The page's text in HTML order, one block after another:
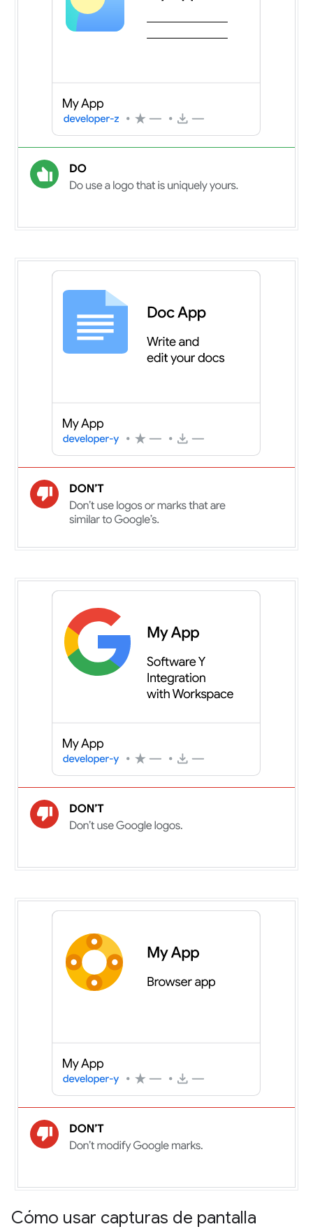
Cómo usar capturas de pantalla